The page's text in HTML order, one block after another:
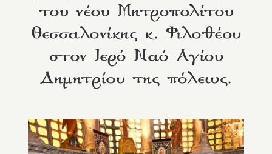
του νέου Μητροπολίτου
Θεσσαλονίκης κ. Φιλοθέου
στον Ιερό Ναό Αγίου
Δημητρίου της πόλεως.